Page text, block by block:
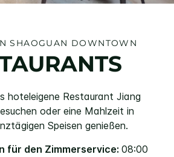
SHAOGUAN DOWNTOWN
hoteleigene Restaurant Jiang
oder eine Mahlzeit in
Speisen genießen.
für den Zimmerservice:08:00